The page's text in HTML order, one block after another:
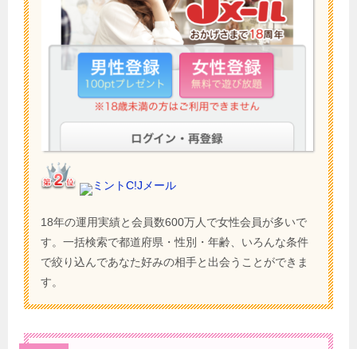
ミントC!Jメール
18年の運用実績と会員数600万人で女性会員が多いで
す。一括検索で都道府県・性別・年齢、いろんな条件
で絞り込んであなた好みの相手と出会うことができま
す。